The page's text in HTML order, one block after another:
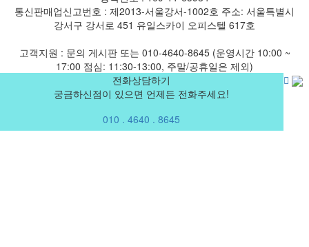
통신판매업신고번호 : 제2013-서울강서-1002호 주소: 서울특별시
강서구 강서로 451 유일스카이 오피스텔 617호
고객지원 : 문의 게시판 또는 010-4640-8645 (운영시간 10:00 ~
17:00 점심: 11:30-13:00, 주말/공휴일은 제외)
전화상담하기
궁금하신점이 있으면 언제든 전화주세요!
010 . 4640 . 8645